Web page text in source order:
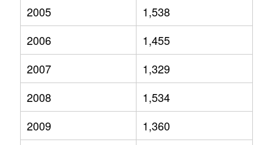
2005
1,538
2006
1,455
2007
1,329
2008
1,534
2009
1,360